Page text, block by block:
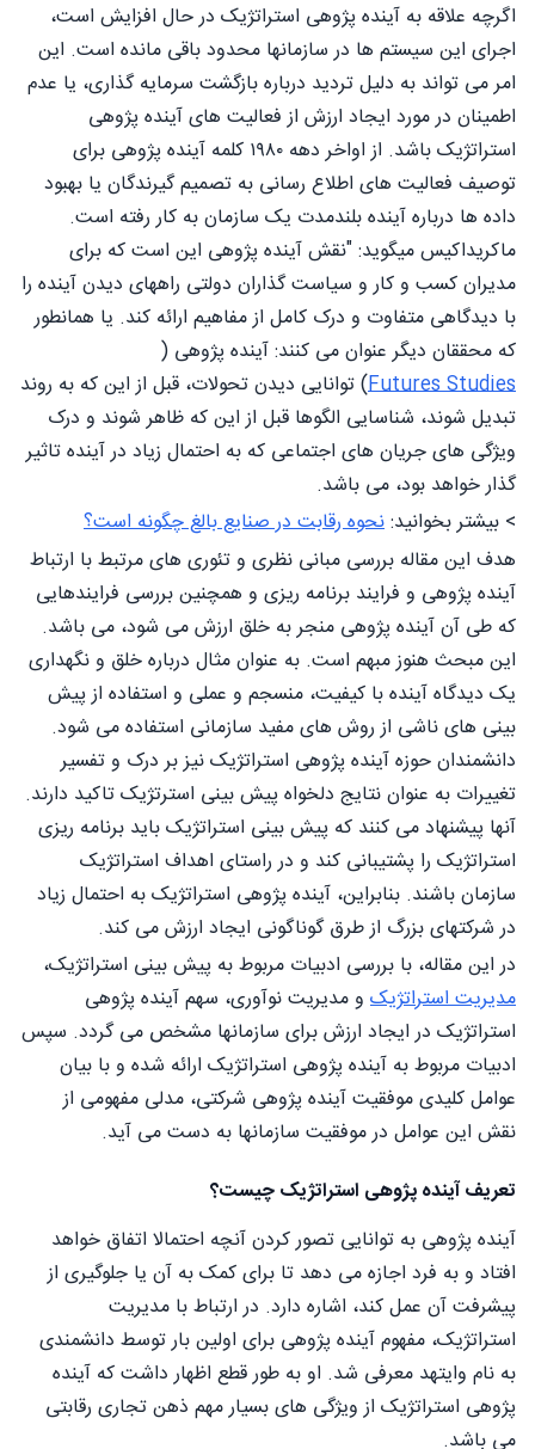
اگرچه علاقه به آینده پژوهی استراتژیک در حال افزایش است،
اجرای این سیستم ها در سازمانها محدود باقی مانده است. این
امر می تواند به دلیل تردید درباره بازگشت سرمایه گذاری، یا عدم
اطمینان در مورد ایجاد ارزش از فعالیت های آینده پژوهی
استراتژیک باشد. از اواخر دهه ۱۹۸۰ کلمه آینده پژوهی برای
توصیف فعالیت های اطلاع رسانی به تصمیم گیرندگان یا بهبود
داده ها درباره آینده بلندمدت یک سازمان به کار رفته است.
ماکریداکیس میگوید: "نقش آینده پژوهی این است که برای
مدیران کسب و کار و سیاست گذاران دولتی راههای دیدن آینده را
با دیدگاهی متفاوت و درک کامل از مفاهیم ارائه کند. یا همانطور
که محققان دیگر عنوان می کنند: آینده پژوهی (
Futures Studies) توانایی دیدن تحولات، قبل از این که به روند
تبدیل شوند، شناسایی الگوها قبل از این که ظاهر شوند و درک
ویژگی های جریان های اجتماعی که به احتمال زیاد در آینده تاثیر
گذار خواهد بود، می باشد.
> بیشتر بخوانید:نحوه رقابت در صنایع بالغ چگونه است؟
هدف این مقاله بررسی مبانی نظری و تئوری های مرتبط با ارتباط
آینده پژوهی و فرایند برنامه ریزی و همچنین بررسی فرایندهایی
که طی آن آینده پژوهی منجر به خلق ارزش می شود، می باشد.
این مبحث هنوز مبهم است. به عنوان مثال درباره خلق و نگهداری
یک دیدگاه آینده با کیفیت، منسجم و عملی و استفاده از پیش
بینی های ناشی از روش های مفید سازمانی استفاده می شود.
دانشمندان حوزه آینده پژوهی استراتژیک نیز بر درک و تفسیر
تغییرات به عنوان نتایج دلخواه پیش بینی استرتژیک تاکید دارند.
آنها پیشنهاد می کنند که پیش بینی استراتژیک باید برنامه ریزی
استراتژیک را پشتیبانی کند و در راستای اهداف استراتژیک
سازمان باشند. بنابراین، آینده پژوهی استراتژیک به احتمال زیاد
در شرکتهای بزرگ از طرق گوناگونی ایجاد ارزش می کند.
در این مقاله، با بررسی ادبیات مربوط به پیش بینی استراتژیک،
مدیریت استراتژیک و مدیریت نوآوری، سهم آینده پژوهی
استراتژیک در ایجاد ارزش برای سازمانها مشخص می گردد. سپس
ادبیات مربوط به آینده پژوهی استراتژیک ارائه شده و با بیان
عوامل کلیدی موفقیت آینده پژوهی شرکتی، مدلی مفهومی از
نقش این عوامل در موفقیت سازمانها به دست می آید.
تعریف آینده پژوهی استراتژیک چیست؟
آینده پژوهی به توانایی تصور کردن آنچه احتمالا اتفاق خواهد
افتاد و به فرد اجازه می دهد تا برای کمک به آن یا جلوگیری از
پیشرفت آن عمل کند، اشاره دارد. در ارتباط با مدیریت
استراتژیک، مفهوم آینده پژوهی برای اولین بار توسط دانشمندی
به نام وایتهد معرفی شد. او به طور قطع اظهار داشت که آینده
پژوهی استراتژیک از ویژگی های بسیار مهم ذهن تجاری رقابتی
می باشد.